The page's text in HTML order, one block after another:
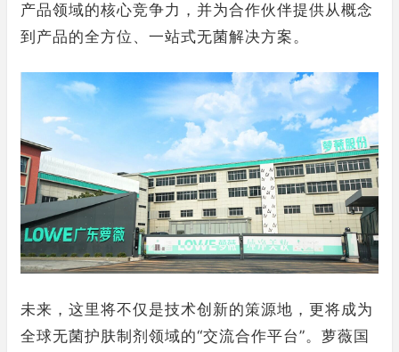
产品领域的核心竞争力，并为合作伙伴提供从概念
到产品的全方位、一站式无菌解决方案。
未来，这里将不仅是技术创新的策源地，更将成为
全球无菌护肤制剂领域的“交流合作平台”。萝薇国